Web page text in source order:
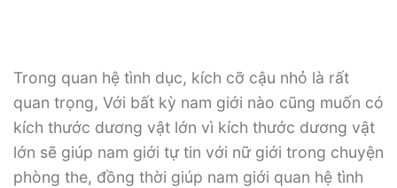
Trong quan hệ tình dục, kích cỡ cậu nhỏ là rất
quan trọng, Với bất kỳ nam giới nào cũng muốn có
kích thước dương vật lớn vì kích thước dương vật
lớn sẽ giúp nam giới tự tin với nữ giới trong chuyện
phòng the, đồng thời giúp nam giới quan hệ tình